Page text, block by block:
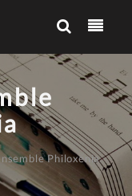
Philoxenia